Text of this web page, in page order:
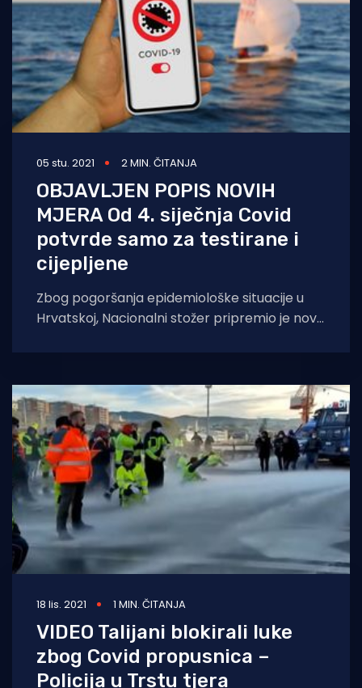
05 stu. 2021 2 MIN. ČITANJA
OBJAVLJEN POPIS NOVIH
MJERA Od 4. siječnja Covid
potvrde samo za testirane i
cijepljene
Zbog pogoršanja epidemiološke situacije u
Hrvatskoj, Nacionalni stožer pripremio je nove
zabrane okupljanja
18 lis. 2021 1 MIN. ČITANJA
VIDEO Talijani blokirali luke
zbog Covid propusnica –
Policija u Trstu tjera